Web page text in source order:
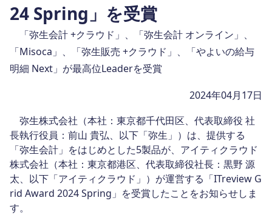
24 Spring」を受賞
「弥生会計 +クラウド」、「弥生会計 オンライン」、
「Misoca」、「弥生販売 +クラウド」、「やよいの給与
明細 Next」が最高位Leaderを受賞
2024年04月17日
弥生株式会社（本社：東京都千代田区、代表取締役 社
長執行役員：前山 貴弘、以下「弥生」）は、提供する
「弥生会計」をはじめとした5製品が、アイティクラウド
株式会社（本社：東京都港区、代表取締役社長：黒野 源
太、以下「アイティクラウド」）が運営する「ITreview G
rid Award 2024 Spring」を受賞したことをお知らせしま
す。